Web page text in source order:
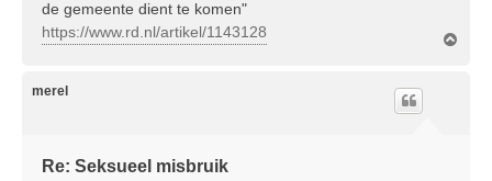
de gemeente dient te komen"
https://www.rd.nl/artikel/1143128
merel
Re: Seksueel misbruik